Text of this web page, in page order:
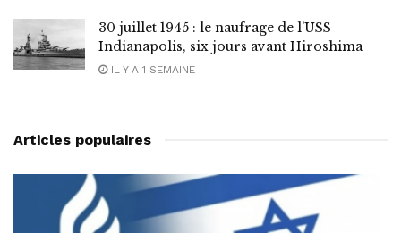
30 juillet 1945 : le naufrage de l’USS
Indianapolis, six jours avant Hiroshima
IL Y A 1 SEMAINE
Articles populaires